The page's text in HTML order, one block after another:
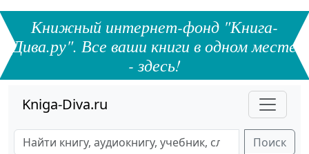
Книжный интернет-фонд "Книга-
Дива.ру". Все ваши книги в одном месте
- здесь!
Kniga-Diva.ru
Поиск